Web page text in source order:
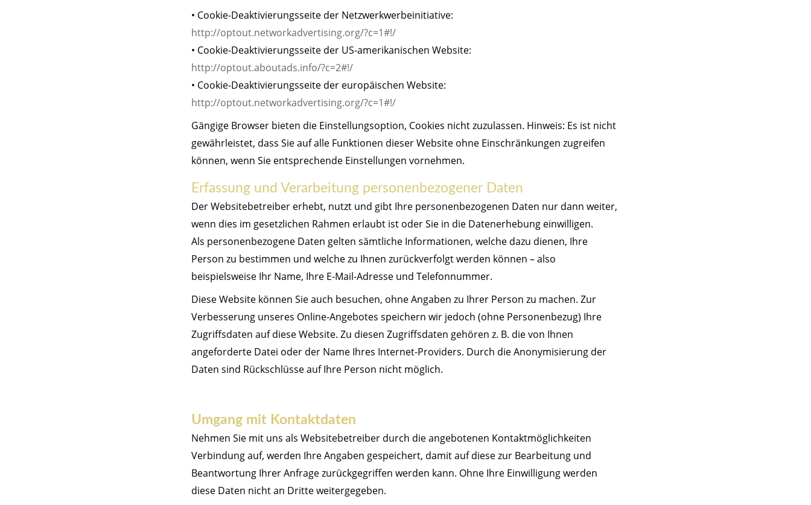
• Cookie-Deaktivierungsseite der Netzwerkwerbeinitiative:
http://optout.networkadvertising.org/?c=1#!/
• Cookie-Deaktivierungsseite der US-amerikanischen Website:
http://optout.aboutads.info/?c=2#!/
• Cookie-Deaktivierungsseite der europäischen Website:
http://optout.networkadvertising.org/?c=1#!/
Gängige Browser bieten die Einstellungsoption, Cookies nicht zuzulassen. Hinweis: Es ist nicht
gewährleistet, dass Sie auf alle Funktionen dieser Website ohne Einschränkungen zugreifen
können, wenn Sie entsprechende Einstellungen vornehmen.
Erfassung und Verarbeitung personenbezogener Daten
Der Websitebetreiber erhebt, nutzt und gibt Ihre personenbezogenen Daten nur dann weiter,
wenn dies im gesetzlichen Rahmen erlaubt ist oder Sie in die Datenerhebung einwilligen.
Als personenbezogene Daten gelten sämtliche Informationen, welche dazu dienen, Ihre
Person zu bestimmen und welche zu Ihnen zurückverfolgt werden können – also
beispielsweise Ihr Name, Ihre E-Mail-Adresse und Telefonnummer.
Diese Website können Sie auch besuchen, ohne Angaben zu Ihrer Person zu machen. Zur
Verbesserung unseres Online-Angebotes speichern wir jedoch (ohne Personenbezug) Ihre
Zugriffsdaten auf diese Website. Zu diesen Zugriffsdaten gehören z. B. die von Ihnen
angeforderte Datei oder der Name Ihres Internet-Providers. Durch die Anonymisierung der
Daten sind Rückschlüsse auf Ihre Person nicht möglich.
Umgang mit Kontaktdaten
Nehmen Sie mit uns als Websitebetreiber durch die angebotenen Kontaktmöglichkeiten
Verbindung auf, werden Ihre Angaben gespeichert, damit auf diese zur Bearbeitung und
Beantwortung Ihrer Anfrage zurückgegriffen werden kann. Ohne Ihre Einwilligung werden
diese Daten nicht an Dritte weitergegeben.